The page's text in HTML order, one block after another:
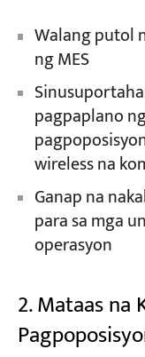
Walang putol
ng MES
pagpaplano
wireless na
Ganap na
para sa mga
operasyon
2. Mataas na